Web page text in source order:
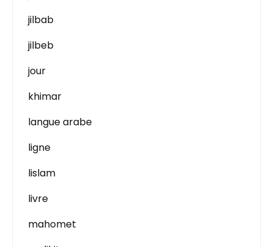
jilbab
jilbeb
jour
khimar
langue arabe
ligne
lislam
livre
mahomet